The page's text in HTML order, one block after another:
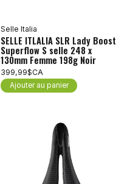
Selle Italia
SELLE ITLALIA SLR Lady Boost
Superflow S selle 248 x
130mm Femme 198g Noir
399,99$CA
Ajouter au panier